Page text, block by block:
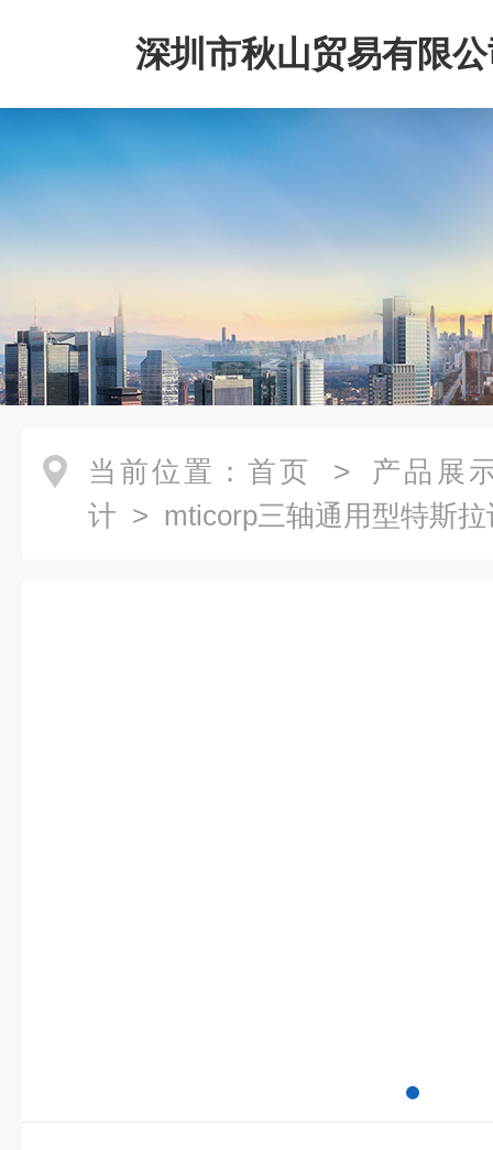
深圳市秋山贸易有限
当前位置： 首页 > 产品展
计 > mticorp三轴通用型特斯拉